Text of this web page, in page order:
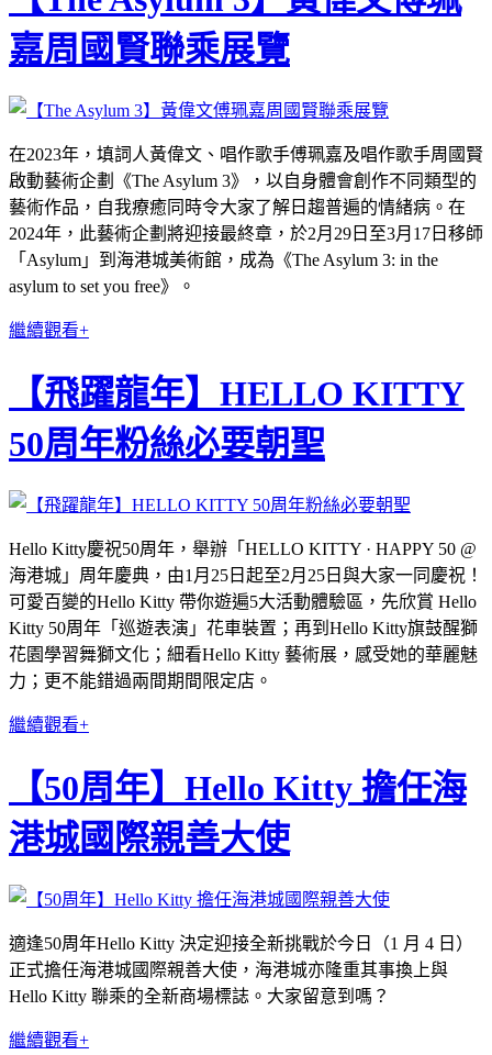
嘉周國賢聯乘展覽
在2023年，填詞人黃偉文、唱作歌手傅珮嘉及唱作歌手周國賢
啟動藝術企劃《The Asylum 3》，以自身體會創作不同類型的
藝術作品，自我療癒同時令大家了解日趨普遍的情緒病。在
2024年，此藝術企劃將迎接最終章，於2月29日至3月17日移師
「Asylum」到海港城美術館，成為《The Asylum 3: in the
asylum to set you free》。
繼續觀看+
【飛躍龍年】HELLO KITTY
50周年粉絲必要朝聖
Hello Kitty慶祝50周年，舉辦「HELLO KITTY · HAPPY 50 @
海港城」周年慶典，由1月25日起至2月25日與大家一同慶祝！
可愛百變的Hello Kitty 帶你遊遍5大活動體驗區，先欣賞 Hello
Kitty 50周年「巡遊表演」花車裝置；再到Hello Kitty旗鼓醒獅
花園學習舞獅文化；細看Hello Kitty 藝術展，感受她的華麗魅
力；更不能錯過兩間期間限定店。
繼續觀看+
【50周年】Hello Kitty 擔任海
港城國際親善大使
適逢50周年Hello Kitty 決定迎接全新挑戰於今日（1 月 4 日）
正式擔任海港城國際親善大使，海港城亦隆重其事換上與
Hello Kitty 聯乘的全新商場標誌。大家留意到嗎？
繼續觀看+